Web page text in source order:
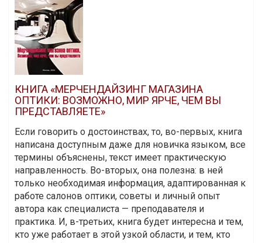
КНИГА «МЕРЧЕНДАЙЗИНГ МАГАЗИНА
ОПТИКИ: ВОЗМОЖНО, МИР ЯРЧЕ, ЧЕМ ВЫ
ПРЕДСТАВЛЯЕТЕ»
Если говорить о достоинствах, то, во-первых, книга
написана доступным даже для новичка языком, все
термины объяснены, текст имеет практическую
направленность. Во-вторых, она полезна: в ней
только необходимая информация, адаптированная к
работе салонов оптики, советы и личный опыт
автора как специалиста — преподавателя и
практика. И, в-третьих, книга будет интересна и тем,
кто уже работает в этой узкой области, и тем, кто